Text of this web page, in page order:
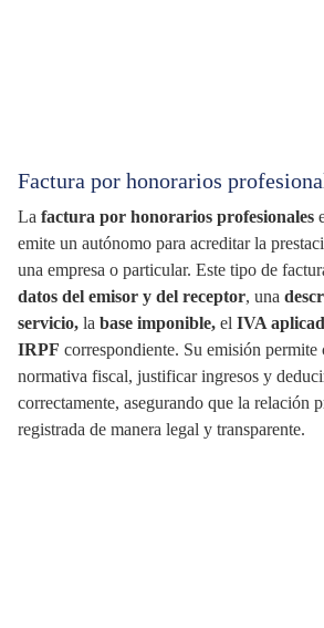
Factura por honorarios
La factura por honorarios profesionales
emite un autónomo para acreditar la
una empresa o particular. Este tipo de
datos del emisor y del receptor, una
servicio, la base imponible, el IVA
IRPF correspondiente. Su emisión
normativa fiscal, justificar ingresos y
correctamente, asegurando que la relación
registrada de manera legal y transparente.